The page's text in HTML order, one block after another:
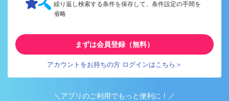
繰り返し検索する条件を保存して、条件設定の手間を
省略
まずは会員登録（無料）
アカウントをお持ちの方 ログインはこちら＞
＼アプリのご利用でもっと便利に！／